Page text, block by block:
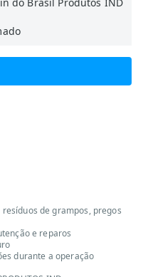
de grampos, pregos
e reparos
durante a operação